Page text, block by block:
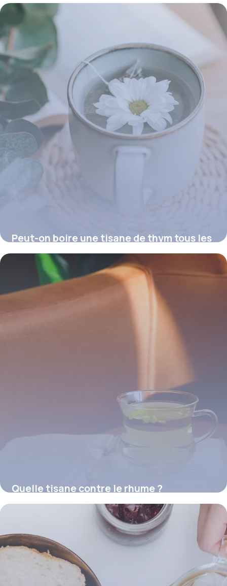
16 juillet 2026
Peut-on boire une tisane de thym tous les
soirs ?
16 juillet 2026
Quelle tisane contre le rhume ?
16 juillet 2026